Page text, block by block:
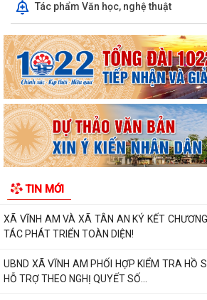
Tác phẩm Văn học, nghệ thuật
TIN MỚI
NĂM 2026.
VĨNH AM: ĐẨY MẠNH QUÁN TRIỆT, TUYÊN
THỰC HIỆN NGHỊ QUYẾT HỘI NGHỊ TRUNG
QUYẾT ĐỊNH Về việc công bố danh mục
đổi, bổ sung, thay thế, bị bãi...
QUYẾT ĐỊNH Về việc công bố thủ tục hành
sửa đổi, bổ sung thuộc phạm vi...
định về lệ phí đăng ký kinh doanh...
XÃ VĨNH AM VÀ XÃ TÂN AN KÝ KẾT
TÁC PHÁT TRIỂN TOÀN DIỆN!
UBND XÃ VĨNH AM PHỐI HỢP KIỂM TRA HỒ
HỖ TRỢ THEO NGHỊ QUYẾT SỐ...